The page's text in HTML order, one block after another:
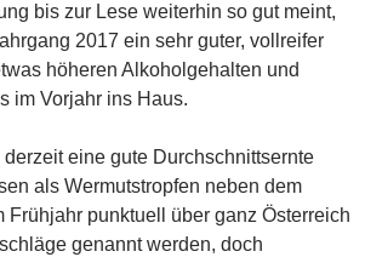
bis zur Lese weiterhin so gut meint,
2017 ein sehr guter, vollreifer
höheren Alkoholgehalten und
im Vorjahr ins Haus.
eine gute Durchschnittsernte
als Wermutstropfen neben dem
Frühjahr punktuell über ganz Österreich
genannt werden, doch